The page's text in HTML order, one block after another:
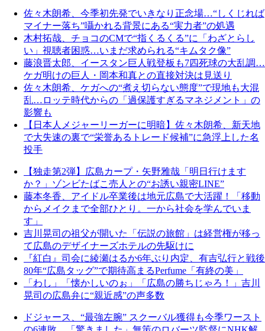
佐々木朗希、今季初先発でいきなり正念場…“しくじれば
マイナー落ち”囁かれる背景にある“実力者”の処遇
木村拓哉、チョコのCMで“指くるくる”に「わざとらし
い」視聴者困惑…いまだ求められる“キムタク像”
藤浪晋太郎、イースタン巨人戦登板も7四死球の大乱調…
ケガ明けの巨人・岡本和真との直接対決は見送り
佐々木朗希、ケガへの“煮え切らない態度”で現地も大混
乱…ロッテ時代からの「過保護すぎるマネジメント」の
影響も
【日本人メジャーリーガーに明暗】佐々木朗希、新天地
で大失速の裏で“栄誉あるトレード候補”に急浮上した名
投手
【独走第2弾】広島カープ・矢野雅哉「明日行けます
か？」ゾンビたばこ売人との“お誘い親密LINE”
藤本冬香、アイドル卒業後は地元広島で大活躍！「移動
からメイクまで全部ひとり。一から社会を学んでいま
す」
吉川晃司の祖父が開いた「伝説の旅館」は経営権が移っ
て広島のデザイナーズホテルの先駆けに
『紅白』司会に綾瀬はるか6年ぶり内定、有吉弘行と戦後
80年“広島タッグ”で期待高まるPerfume「有終の美」
「わし」「懐かしいのぉ」「広島の勝ちじゃろ！」吉川
晃司の広島弁に“親近感”の声多数
ドジャース、“最強左腕” スクーバル獲得も今季ワースト